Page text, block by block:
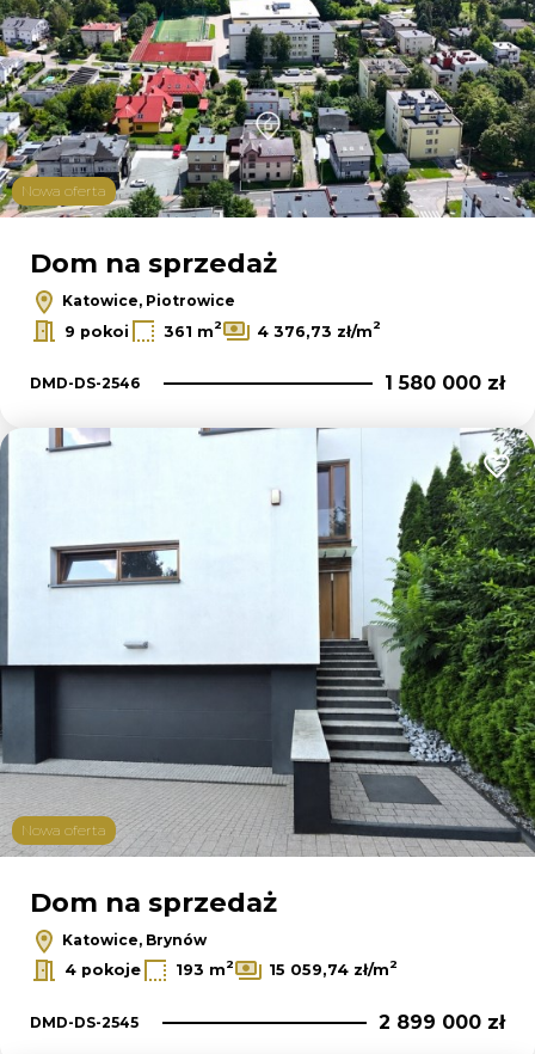
Nowa oferta
Dom na sprzedaż
Katowice, Piotrowice
9 pokoi
361 m2 4 376,73 zł/m2
DMD-DS-2546 1 580 000 zł
Nowa oferta
Dom na sprzedaż
Katowice, Brynów
4 pokoje
193 m2 15 059,74 zł/m2
DMD-DS-2545 2 899 000 zł